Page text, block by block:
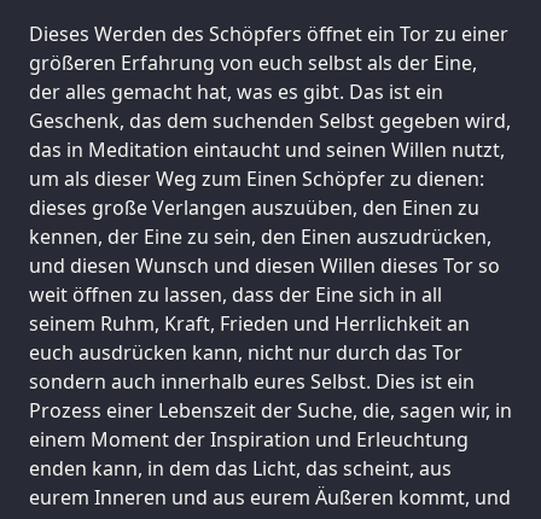
Dieses Werden des Schöpfers öffnet ein Tor zu einer
größeren Erfahrung von euch selbst als der Eine,
der alles gemacht hat, was es gibt. Das ist ein
Geschenk, das dem suchenden Selbst gegeben wird,
das in Meditation eintaucht und seinen Willen nutzt,
um als dieser Weg zum Einen Schöpfer zu dienen:
dieses große Verlangen auszuüben, den Einen zu
kennen, der Eine zu sein, den Einen auszudrücken,
und diesen Wunsch und diesen Willen dieses Tor so
weit öffnen zu lassen, dass der Eine sich in all
seinem Ruhm, Kraft, Frieden und Herrlichkeit an
euch ausdrücken kann, nicht nur durch das Tor
sondern auch innerhalb eures Selbst. Dies ist ein
Prozess einer Lebenszeit der Suche, die, sagen wir, in
einem Moment der Inspiration und Erleuchtung
enden kann, in dem das Licht, das scheint, aus
eurem Inneren und aus eurem Äußeren kommt, und